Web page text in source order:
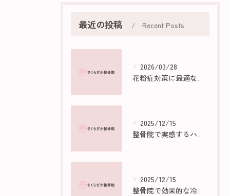
最近の投稿 Recent Posts
2026/03/28
花粉症対策に最適な部屋作りのポイント
2025/12/15
整骨院で実感するハイボルトの効果と仕組み
2025/12/15
整骨院で効果的な冷え性マッサージ法